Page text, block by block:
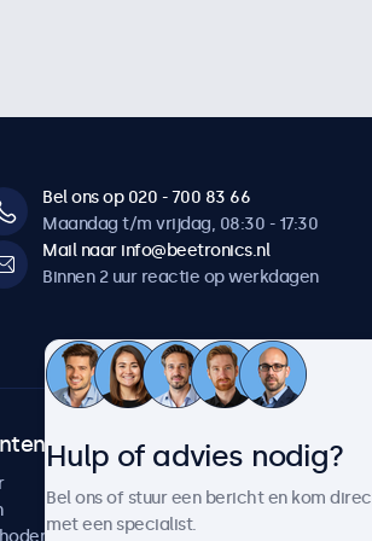
Bel ons op 020 - 700 83 66
Maandag t/m vrijdag, 08:30 - 17:30
Mail naar info@beetronics.nl
Binnen 2 uur reactie op werkdagen
Over
Nieuws en updates
Hulp of advies nodig?
Bel ons of stuur een bericht en kom
met een specialist.